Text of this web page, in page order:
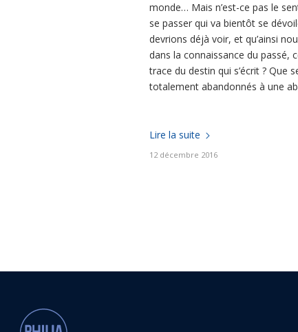
monde… Mais n’est-ce pas le
se passer qui va bientôt se
devrions déjà voir, et qu’ainsi
dans la connaissance du passé,
trace du destin qui s’écrit ? Que
totalement abandonnés à une
Lire la suite
12 décembre 2016